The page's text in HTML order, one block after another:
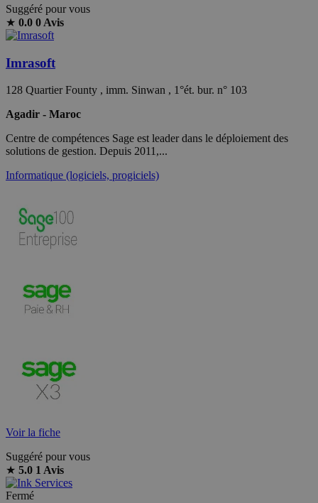
Suggéré pour vous
★ 0.0 0 Avis
Imrasoft
128 Quartier Founty , imm. Sinwan , 1°ét. bur. n° 103
Agadir - Maroc
Centre de compétences Sage est leader dans le déploiement des
solutions de gestion. Depuis 2011,...
Informatique (logiciels, progiciels)
Voir la fiche
Suggéré pour vous
★ 5.0 1 Avis
Fermé